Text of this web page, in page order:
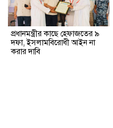
প্রধানমন্ত্রীর কাছে হেফাজতের ৯
দফা, ইসলামবিরোধী আইন না
করার দাবি